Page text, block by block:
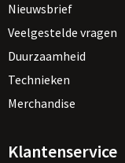
Nieuwsbrief
Veelgestelde vragen
Duurzaamheid
Technieken
Merchandise
Klantenservice